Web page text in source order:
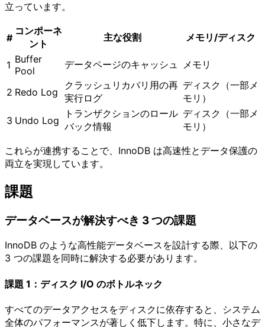
立っています。
#
コンポーネ
ント
主な役割 メモリ/ディスク
1 Buffer
Pool
データページのキャッシュ メモリ
2 Redo Log
クラッシュリカバリ用の再
実行ログ
ディスク（一部メ
モリ）
3 Undo Log
トランザクションのロール
バック情報
ディスク（一部メ
モリ）
これらが連携することで、InnoDB は高速性とデータ保護の
両立を実現しています。
課題
データベースが解決すべき 3 つの課題
InnoDB のような高性能データベースを設計する際、以下の
3 つの課題を同時に解決する必要があります。
課題 1：ディスク I/O のボトルネック
すべてのデータアクセスをディスクに依存すると、システム
全体のパフォーマンスが著しく低下します。特に、小さなデ